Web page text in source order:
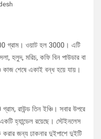
গ্রাম। ওয়াট হল 3000। এটি
হলুদ, মরিচ, কফি বিন পাউডার বা
কাজ শেষে একাই বন্ধ হয়ে যায়।
রাউন্ড তিন ইঞ্চি। সবার উপরে
হ্যান্ডেল রয়েছে। স্টেইনলেস
করার জন্য ঢাকনার দুইপাশে দুইটি